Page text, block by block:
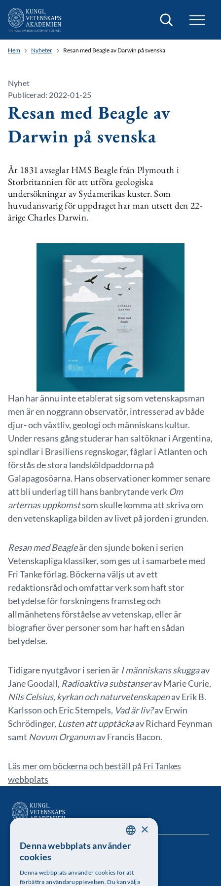
Sök
Hem Nyheter Resan med Beagle av Darwin på svenska
Nyhet
Publicerad: 2022-01-25
Resan med Beagle av
Darwin på svenska
År 1831 avseglar HMS Beagle från Plymouth i
Storbritannien för att utföra geologiska
undersökningar av Sydamerikas kuster. Som
huvudansvarig för uppdraget har man utsett den 22-
årige Charles Darwin.
Han har ännu inte etablerat sig som vetenskapsman
men är en noggrann observatör, intresserad av både
djur- och växtliv, geologi och människans kultur.
Under resans gång studerar han saltöknar i Argentina,
spindlar i Brasiliens regnskogar, fåglar i Atlanten och
förstås de stora landsköldpaddorna på
Galapagosöarna. Hans observationer kommer senare
att bli underlag till hans banbrytande verk Om
arternas uppkomstsom skulle komma att skriva om
den vetenskapliga bilden av livet på jorden i grunden.
Resan med Beagleär den sjunde boken i serien
Vetenskapliga klassiker, som ges ut i samarbete med
Fri Tanke förlag. Böckerna väljs ut av ett
redaktionsråd och omfattar verk som haft stor
betydelse för forskningens framsteg och
allmänhetens förståelse av vetenskap, eller är
biografier över personer som har haft en sådan
betydelse.
Tidigare nyutgåvor i serien är I människans skuggaav
Jane Goodall, Radioaktiva substanserav Marie Curie,
Nils Celsius, kyrkan och naturvetenskapenav Erik B.
Karlsson och Eric Stempels, Vad är liv?av Erwin
Schrödinger, Lusten att upptäckaav Richard Feynman
samt Novum Organumav Francis Bacon.
Läs mer om böckerna och beställ på Fri Tankes
webbplats
Kungl. Vetenskapsakademien
Besöksadress: Lilla Frescativägen 4A
SWEDISH
×
Denna webbplats använder
cookies
Denna webbplats använder cookies för att
förbättra användarupplevelsen. Du kan välja